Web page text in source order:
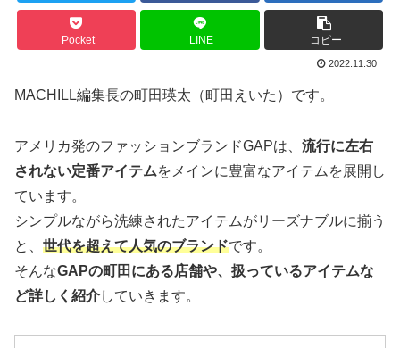
Pocket LINE コピー
2022.11.30
MACHILL編集長の町田瑛太（町田えいた）です。
アメリカ発のファッションブランドGAPは、 流行に左右
されない定番アイテムをメインに豊富なアイテムを展開し
ています。
シンプルながら洗練されたアイテムがリーズナブルに揃う
と、 世代を超えて人気のブランドです。
そんなGAPの町田にある店舗や、扱っているアイテムな
ど詳しく紹介していきます。